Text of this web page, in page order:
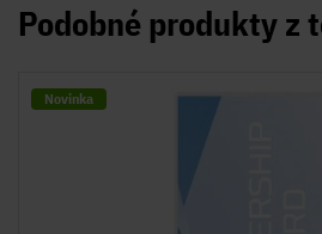
Podobné produkty z
Novinka